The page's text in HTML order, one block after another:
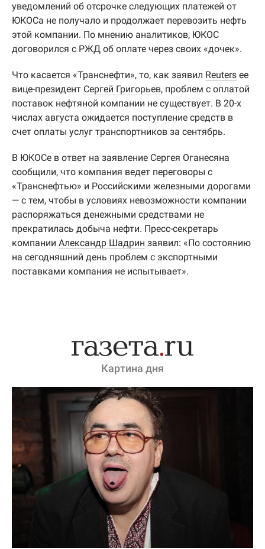
уведомлений об отсрочке следующих платежей от
ЮКОСа не получало и продолжает перевозить нефть
этой компании. По мнению аналитиков, ЮКОС
договорился с РЖД об оплате через своих «дочек».
Что касается «Транснефти», то, как заявил Reuters ее
вице-президент Сергей Григорьев, проблем с оплатой
поставок нефтяной компании не существует. В 20-х
числах августа ожидается поступление средств в
счет оплаты услуг транспортников за сентябрь.
В ЮКОСе в ответ на заявление Сергея Оганесяна
сообщили, что компания ведет переговоры с
«Транснефтью» и Российскими железными дорогами
— с тем, чтобы в условиях невозможности компании
распоряжаться денежными средствами не
прекратилась добыча нефти. Пресс-секретарь
компании Александр Шадрин заявил: «По состоянию
на сегодняшний день проблем с экспортными
поставками компания не испытывает».
Картина дня